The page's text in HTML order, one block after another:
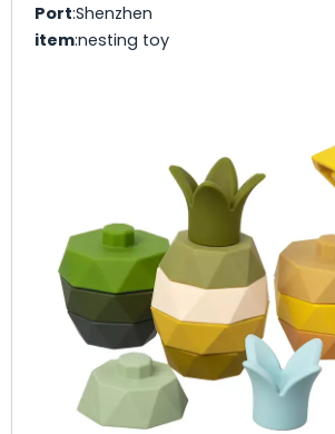
Port:Shenzhen
item:nesting toy